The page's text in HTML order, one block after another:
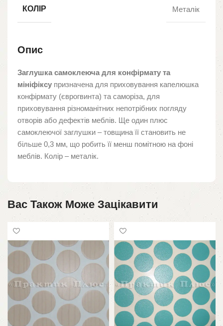
КОЛІР Металік
Опис
Заглушка самоклеюча для конфірмату та
мініфіксу призначена для приховування капелюшка
конфірмату (єврогвинта) та саморіза, для
приховування різноманітних непотрібних погляду
отворів або дефектів меблів. Ще один плюс
самоклеючої заглушки – товщина її становить не
більше 0,3 мм, що робить її менш помітною на фоні
меблів. Колір – металік.
Вас Також Може Зацікавити